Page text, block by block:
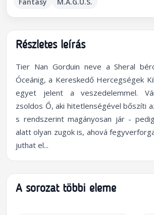
Részletes leírás
Tier Nan Gorduin neve a Sheral
Óceánig, a Kereskedő Hercegségek
egyet jelent a veszedelemmel.
zsoldos Ő, aki hitetlenségével bőszíti
s rendszerint magányosan jár -
alatt olyan zugok is, ahová
juthat el...
A sorozat többi eleme